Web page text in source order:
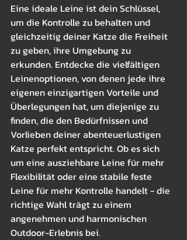
Eine ideale Leine ist dein Schlüssel,
um die Kontrolle zu behalten und
gleichzeitig deiner Katze die Freiheit
zu geben, ihre Umgebung zu
erkunden. Entdecke die vielfältigen
Leinenoptionen, von denen jede ihre
eigenen einzigartigen Vorteile und
Überlegungen hat, um diejenige zu
finden, die den Bedürfnissen und
Vorlieben deiner abenteuerlustigen
Katze perfekt entspricht. Ob es sich
um eine ausziehbare Leine für mehr
Flexibilität oder eine stabile feste
Leine für mehr Kontrolle handelt - die
richtige Wahl trägt zu einem
angenehmen und harmonischen
Outdoor-Erlebnis bei.